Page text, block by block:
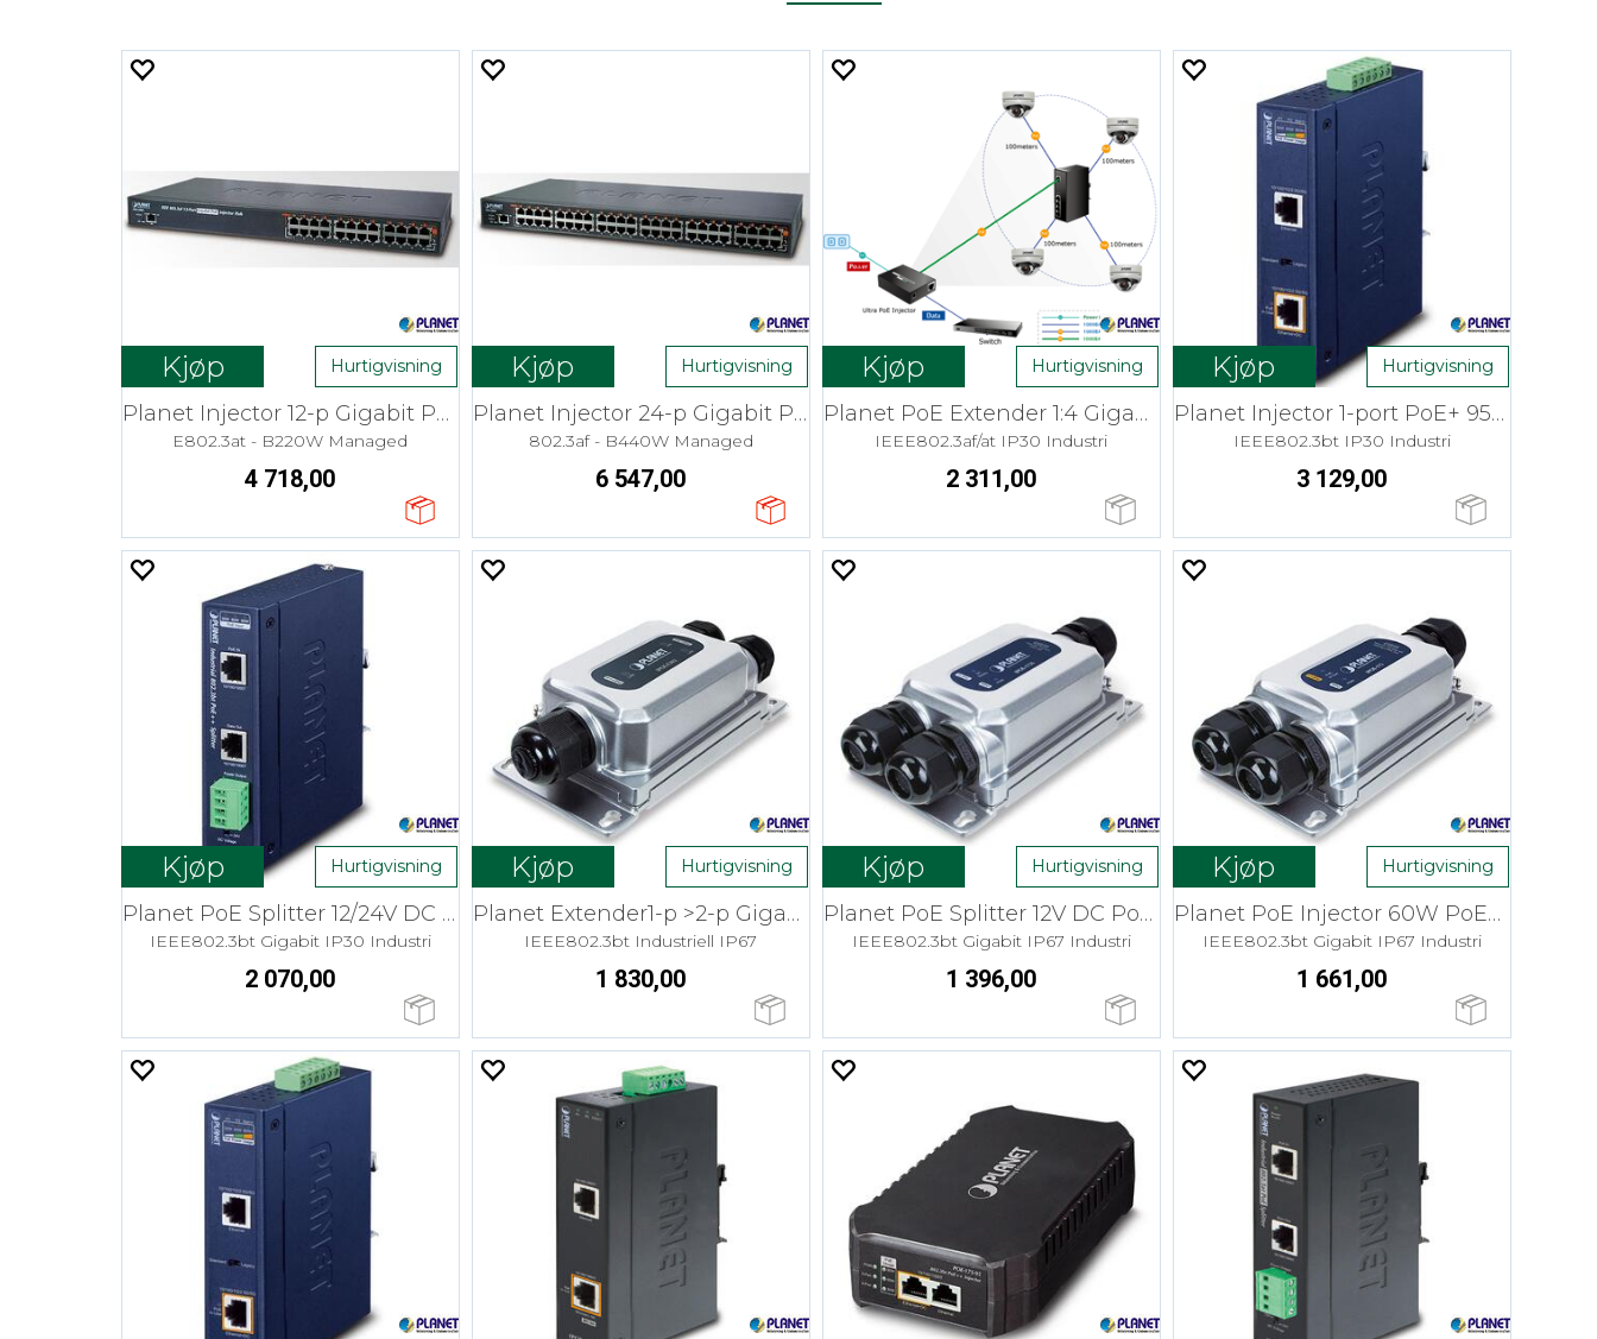
Kjøp Hurtigvisning
Planet Injector 12-p Gigabit PoE+ 30W
E802.3at - B220W Managed
4 718,00
Kjøp Hurtigvisning
Planet Injector 24-p Gigabit PoE+ 30W
802.3af - B440W Managed
6 547,00
Kjøp Hurtigvisning
Planet PoE Extender 1:4 Gigabit
IEEE802.3af/at IP30 Industri
2 311,00
Kjøp Hurtigvisning
Planet Injector 1-port PoE+ 95W 12-54V
IEEE802.3bt IP30 Industri
3 129,00
Kjøp Hurtigvisning
Planet PoE Splitter 12/24V DC PoE++
IEEE802.3bt Gigabit IP30 Industri
2 070,00
Kjøp Hurtigvisning
Planet Extender1-p >2-p Gigabit PoE++
IEEE802.3bt Industriell IP67
1 830,00
Kjøp Hurtigvisning
Planet PoE Splitter 12V DC PoE++
IEEE802.3bt Gigabit IP67 Industri
1 396,00
Kjøp Hurtigvisning
Planet PoE Injector 60W PoE++
IEEE802.3bt Gigabit IP67 Industri
1 661,00